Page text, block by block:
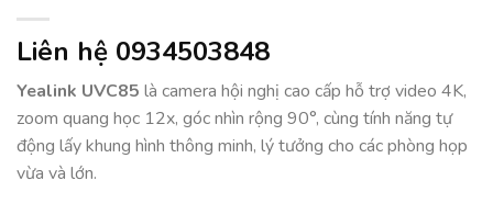
Liên hệ 0934503848
Yealink UVC85 là camera hội nghị cao cấp hỗ trợ video 4K,
zoom quang học 12x, góc nhìn rộng 90°, cùng tính năng tự
động lấy khung hình thông minh, lý tưởng cho các phòng họp
vừa và lớn.